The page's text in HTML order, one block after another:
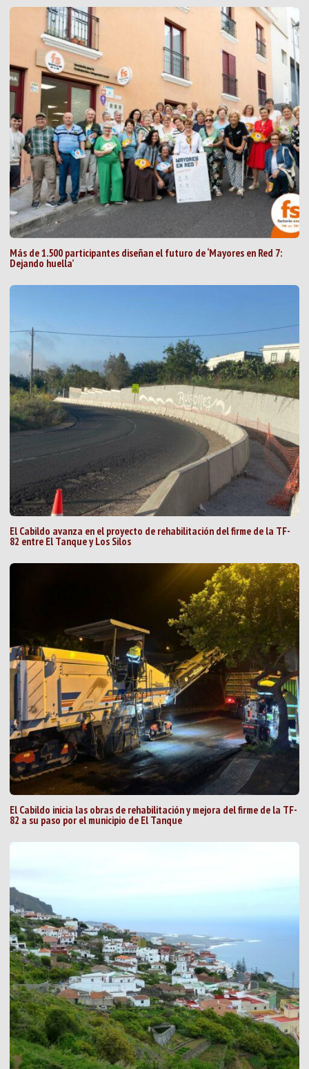
Más de 1.500 participantes diseñan el futuro de ‘Mayores en Red 7:
Dejando huella’
El Cabildo avanza en el proyecto de rehabilitación del firme de la TF-
82 entre El Tanque y Los Silos
El Cabildo inicia las obras de rehabilitación y mejora del firme de la TF-
82 a su paso por el municipio de El Tanque